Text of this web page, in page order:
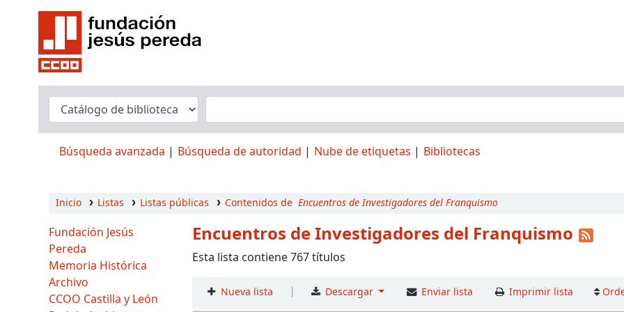
Búsqueda avanzada Búsqueda de autoridad Nube de etiquetas Bibliotecas
Inicio Listas Listas públicas Contenidos de Encuentros de Investigadores del Franquismo
Fundación Jesús
Pereda
Memoria Histórica
Archivo
CCOO Castilla y León
Encuentros de Investigadores del Franquismo
Esta lista contiene 767 títulos
Nueva lista | Descargar Enviar lista Imprimir lista